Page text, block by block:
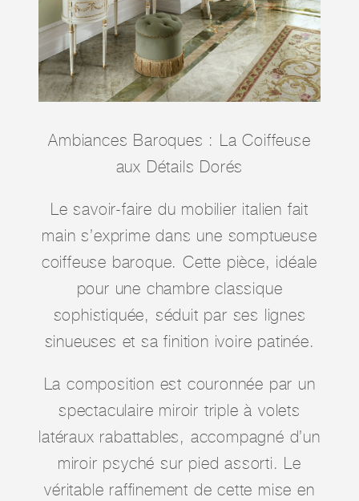
Ambiances Baroques : La Coiffeuse
aux Détails Dorés
Le savoir-faire du mobilier italien fait
main s’exprime dans une somptueuse
coiffeuse baroque. Cette pièce, idéale
pour une chambre classique
sophistiquée, séduit par ses lignes
sinueuses et sa finition ivoire patinée.
La composition est couronnée par un
spectaculaire miroir triple à volets
latéraux rabattables, accompagné d’un
miroir psyché sur pied assorti. Le
véritable raffinement de cette mise en